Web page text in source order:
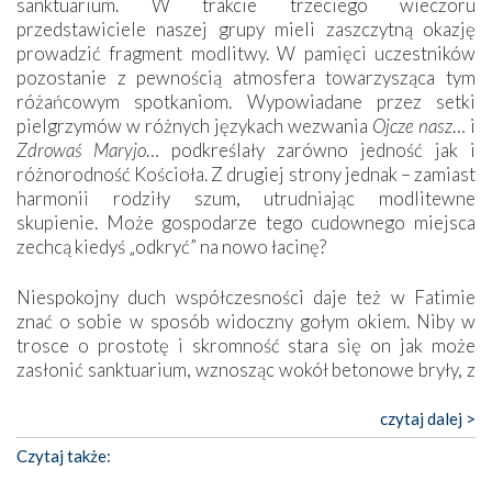
przedstawiciele naszej grupy mieli zaszczytną okazję
prowadzić fragment modlitwy. W pamięci uczestników
pozostanie z pewnością atmosfera towarzysząca tym
różańcowym spotkaniom. Wypowiadane przez setki
pielgrzymów w różnych językach wezwania Ojcze nasz… i
Zdrowaś Maryjo… podkreślały zarówno jedność jak i
różnorodność Kościoła. Z drugiej strony jednak – zamiast
harmonii rodziły szum, utrudniając modlitewne
skupienie. Może gospodarze tego cudownego miejsca
zechcą kiedyś „odkryć” na nowo łacinę?
Niespokojny duch współczesności daje też w Fatimie
znać o sobie w sposób widoczny gołym okiem. Niby w
trosce o prostotę i skromność stara się on jak może
zasłonić sanktuarium, wznosząc wokół betonowe bryły, z
katolickiego kultu. Tylko co wspólnego z żywą,
autentyczną wiarą mogą mieć płaskie, szare bunkry albo
kaplice, w których Tabernakulum przypomina bardziej
czytaj dalej >
Czytaj także: